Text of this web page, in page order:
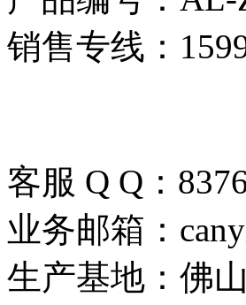
销售专线：
客服 Q Q：
业务邮箱：
生产基地：佛